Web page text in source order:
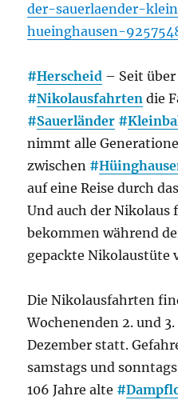
der-sauerlaender-
hueinghausen-
#Herscheid – Seit über
#Nikolausfahrten die
#Sauerländer #
nimmt alle
zwischen #
auf eine Reise durch
Und auch der
bekommen während
gepackte Nikolaustüte
Die Nikolausfahrten
Wochenenden 2. und
Dezember statt.
samstags und
106 Jahre alte #